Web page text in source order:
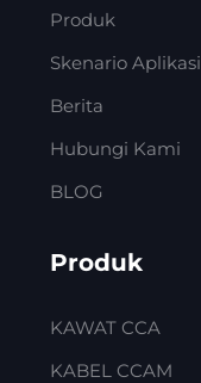
Produk
Skenario Aplikasi
Berita
Hubungi Kami
BLOG
Produk
KAWAT CCA
KABEL CCAM